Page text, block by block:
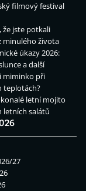
filmový festival
že jste potkali
minulého života
úkazy 2026:
a další
miminko při
teplotách?
letní mojito
letních salátů
27